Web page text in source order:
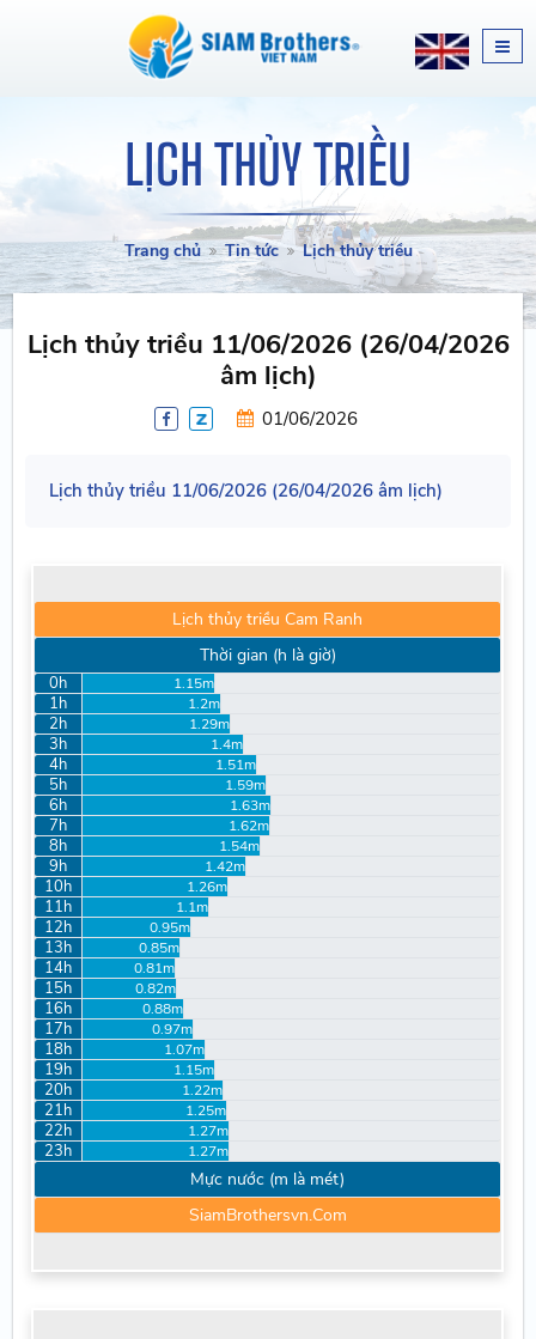
LỊCH THỦY TRIỀU
Trang chủ Tin tức Lịch thủy triều
Lịch thủy triều 11/06/2026 (26/04/2026
âm lịch)
01/06/2026
Lịch thủy triều 11/06/2026 (26/04/2026 âm lịch)
Lịch thủy triều Cam Ranh
Thời gian (h là giờ)
0h 1.15m
1h 1.2m
2h 1.29m
3h 1.4m
4h 1.51m
5h 1.59m
6h 1.63m
7h 1.62m
8h 1.54m
9h 1.42m
10h 1.26m
11h 1.1m
12h 0.95m
13h 0.85m
14h 0.81m
15h 0.82m
16h 0.88m
17h 0.97m
18h 1.07m
19h 1.15m
20h 1.22m
21h 1.25m
22h 1.27m
23h 1.27m
Mực nước (m là mét)
SiamBrothersvn.Com